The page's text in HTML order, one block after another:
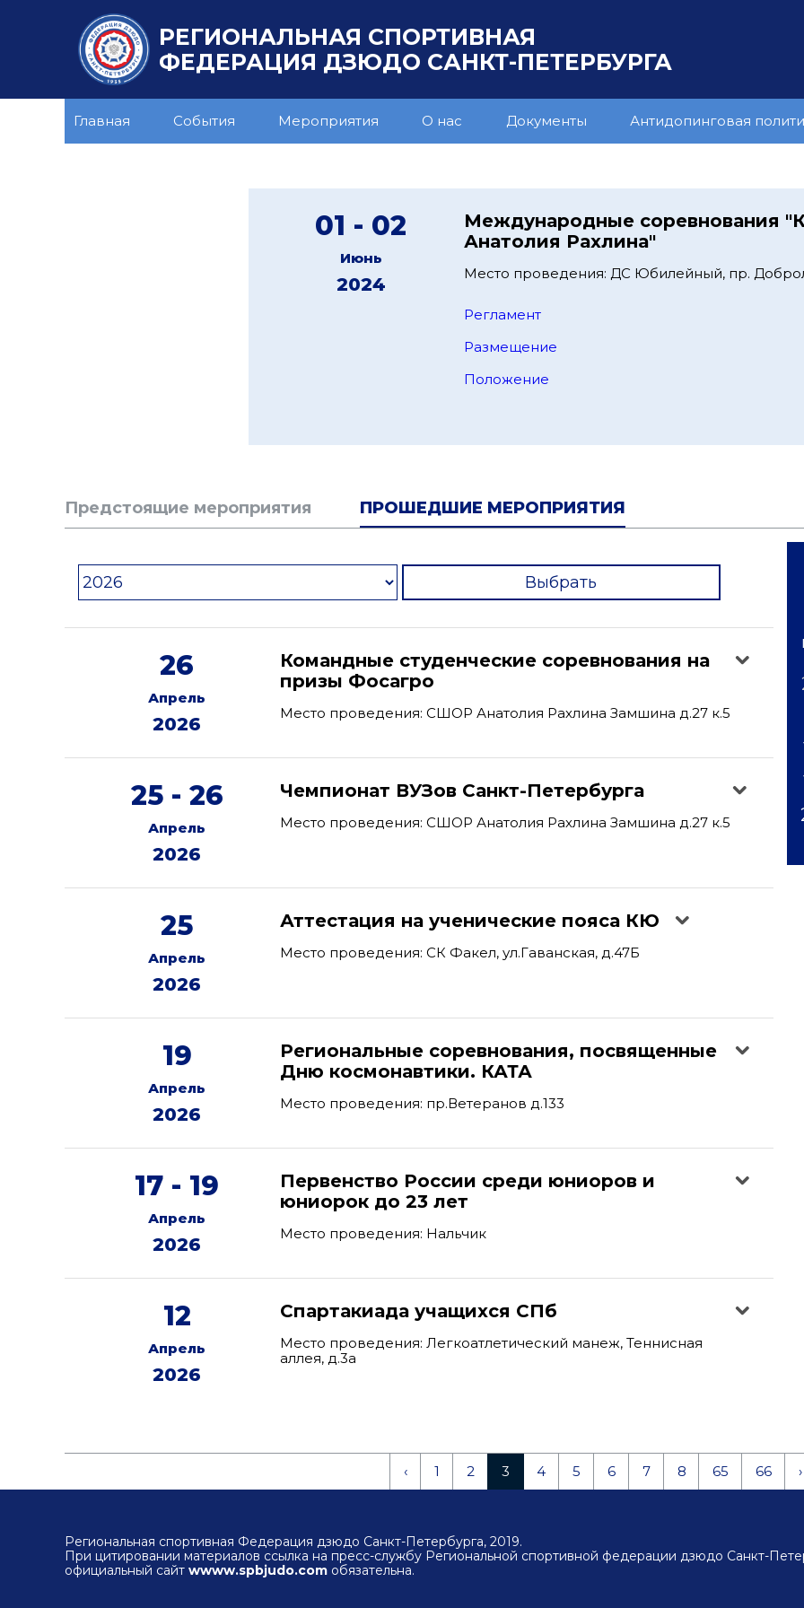
РЕГИОНАЛЬНАЯ СПОРТИВНАЯ
ФЕДЕРАЦИЯ ДЗЮДО САНКТ-ПЕТЕРБУРГА
Главная События Мероприятия О нас Документы Антидопинговая
01 - 02
Июнь
2024
Международные соревнования
Анатолия Рахлина"
Место проведения: ДС Юбилейный, пр.
Регламент
Размещение
Положение
Предстоящие мероприятия ПРОШЕДШИЕ МЕРОПРИЯТИЯ
Выбрать
26
Апрель
2026
Командные студенческие соревнования на
призы Фосагро
Место проведения: СШОР Анатолия Рахлина Замшина д.27 к.5
25 - 26
Апрель
2026
Чемпионат ВУЗов Санкт-Петербурга
Место проведения: СШОР Анатолия Рахлина Замшина д.27 к.5
25
Апрель
2026
Аттестация на ученические пояса КЮ
Место проведения: СК Факел, ул.Гаванская, д.47Б
19
Апрель
2026
Региональные соревнования, посвященные
Дню космонавтики. КАТА
Место проведения: пр.Ветеранов д.133
17 - 19
Апрель
2026
Первенство России среди юниоров и
юниорок до 23 лет
Место проведения: Нальчик
12
Апрель
2026
Спартакиада учащихся СПб
Место проведения: Легкоатлетический манеж, Теннисная
аллея, д.3а
1
‹ 1 2 3 4 5 6 7 8 65 66 ›
Региональная спортивная Федерация дзюдо Санкт-Петербурга, 2019.
При цитировании материалов ссылка на пресс-службу Региональной спортивной федерации дзюдо Санкт-
официальный сайт wwww.spbjudo.com обязательна.